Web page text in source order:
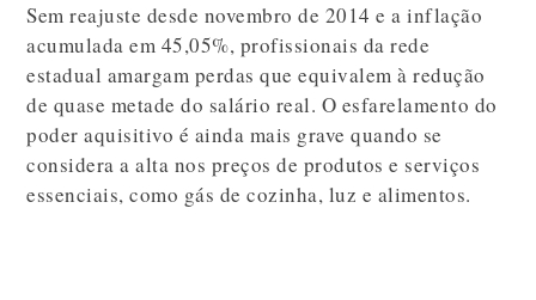
Sem reajuste desde novembro de 2014 e a inflação
acumulada em 45,05%, profissionais da rede
estadual amargam perdas que equivalem à redução
de quase metade do salário real. O esfarelamento do
poder aquisitivo é ainda mais grave quando se
considera a alta nos preços de produtos e serviços
essenciais, como gás de cozinha, luz e alimentos.